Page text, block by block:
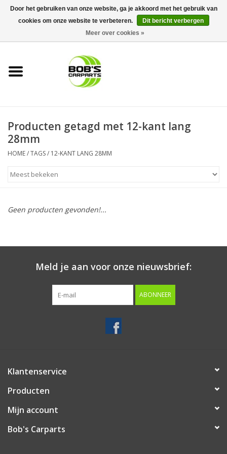
0 Artikelen - €0,00
KS TOOLS
Next Gereedschapswagens
Starten & laden
Handgereedschap
Serenco
Competition tools
Producten getagd met 12-kant lang
28mm
HOME/TAGS/ 12-KANT LANG 28MM
Geen producten gevonden!...
Meld je aan voor onze nieuwsbrief:
ABONNEER
Klantenservice
Producten
Mijn account
Bob's Carparts
Door het gebruiken van onze website, ga je akkoord met het gebruik van
cookies om onze website te verbeteren.
Dit bericht verbergen
Meer over cookies »